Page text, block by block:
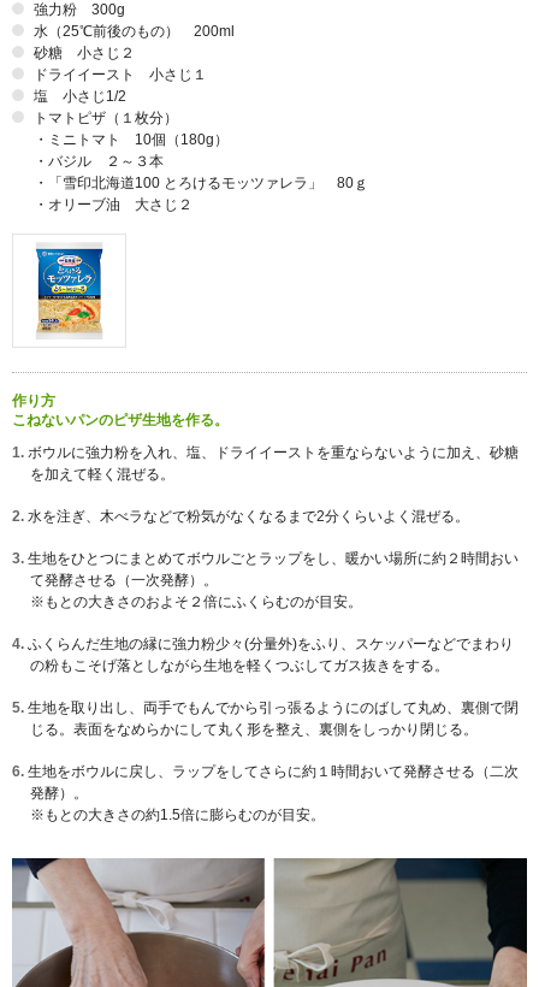
強力粉 300g
水（25℃前後のもの） 200ml
砂糖 小さじ２
ドライイースト 小さじ１
塩 小さじ1/2
トマトピザ（１枚分）
・ミニトマト 10個（180g）
・バジル ２～３本
・「雪印北海道100 とろけるモッツァレラ」 80ｇ
・オリーブ油 大さじ２
作り方
こねないパンのピザ生地を作る。
1. ボウルに強力粉を入れ、塩、ドライイーストを重ならないように加え、砂糖
を加えて軽く混ぜる。
2. 水を注ぎ、木べラなどで粉気がなくなるまで2分くらいよく混ぜる。
3. 生地をひとつにまとめてボウルごとラップをし、暖かい場所に約２時間おい
て発酵させる（一次発酵）。
※もとの大きさのおよそ２倍にふくらむのが目安。
4. ふくらんだ生地の縁に強力粉少々(分量外)をふり、スケッパーなどでまわり
の粉もこそげ落としながら生地を軽くつぶしてガス抜きをする。
5. 生地を取り出し、両手でもんでから引っ張るようにのばして丸め、裏側で閉
じる。表面をなめらかにして丸く形を整え、裏側をしっかり閉じる。
6. 生地をボウルに戻し、ラップをしてさらに約１時間おいて発酵させる（二次
発酵）。
※もとの大きさの約1.5倍に膨らむのが目安。